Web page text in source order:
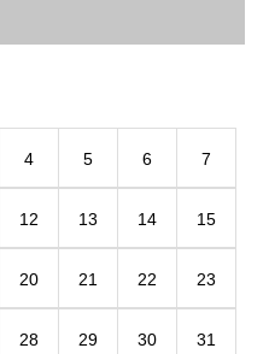
4 5 6 7
12 13 14 15
20 21 22 23
28 29 30 31